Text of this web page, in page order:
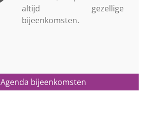
altijd gezellige
bijeenkomsten.
Agenda bijeenkomsten